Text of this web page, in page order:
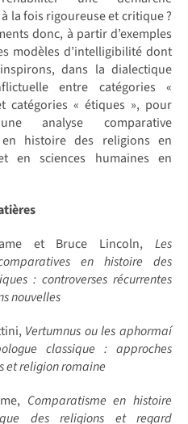
la fois rigoureuse et critique ?
donc, à partir d’exemples
modèles d’intelligibilité dont
dans la dialectique
entre catégories «
catégories « étiques », pour
analyse comparative
en histoire des religions en
en sciences humaines en
et Bruce Lincoln, Les
en histoire des
: controverses récurrentes
nouvelles
Vertumnus ou les aphormaí
classique : approches
et religion romaine
Comparatisme en histoire
des religions et regard